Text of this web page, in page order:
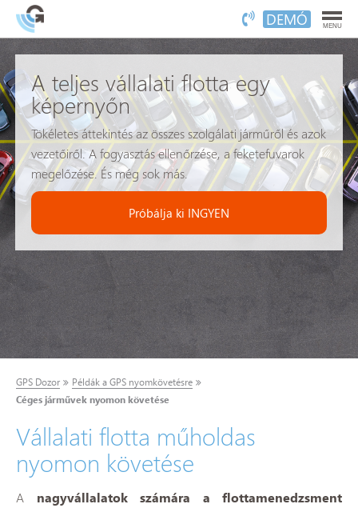
DEMÓ MENU
A teljes vállalati flotta egy
képernyőn
Tökéletes áttekintés az összes szolgálati járműről és azok
vezetőiről. A fogyasztás ellenőrzése, a feketefuvarok
megelőzése. És még sok más.
Próbálja ki INGYEN
GPS Dozor
Példák a GPS nyomkövetésre
Céges járművek nyomon követése
Vállalati flotta műholdas
nyomon követése
A nagyvállalatok számára a flottamenedzsment